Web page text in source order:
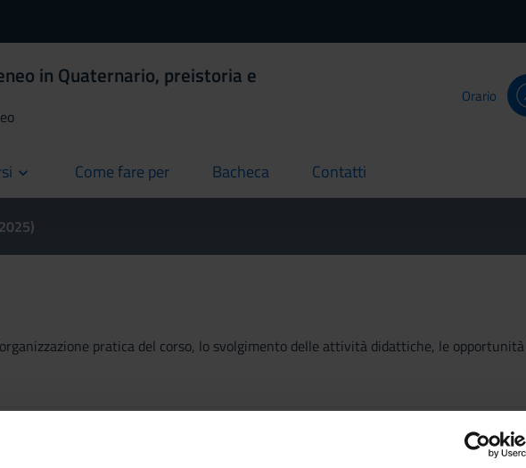
in Quaternario, preistoria e
Orario
Come fare per
current Bacheca
current Contatti
current
pratica del corso, lo svolgimento delle attività didattiche, le